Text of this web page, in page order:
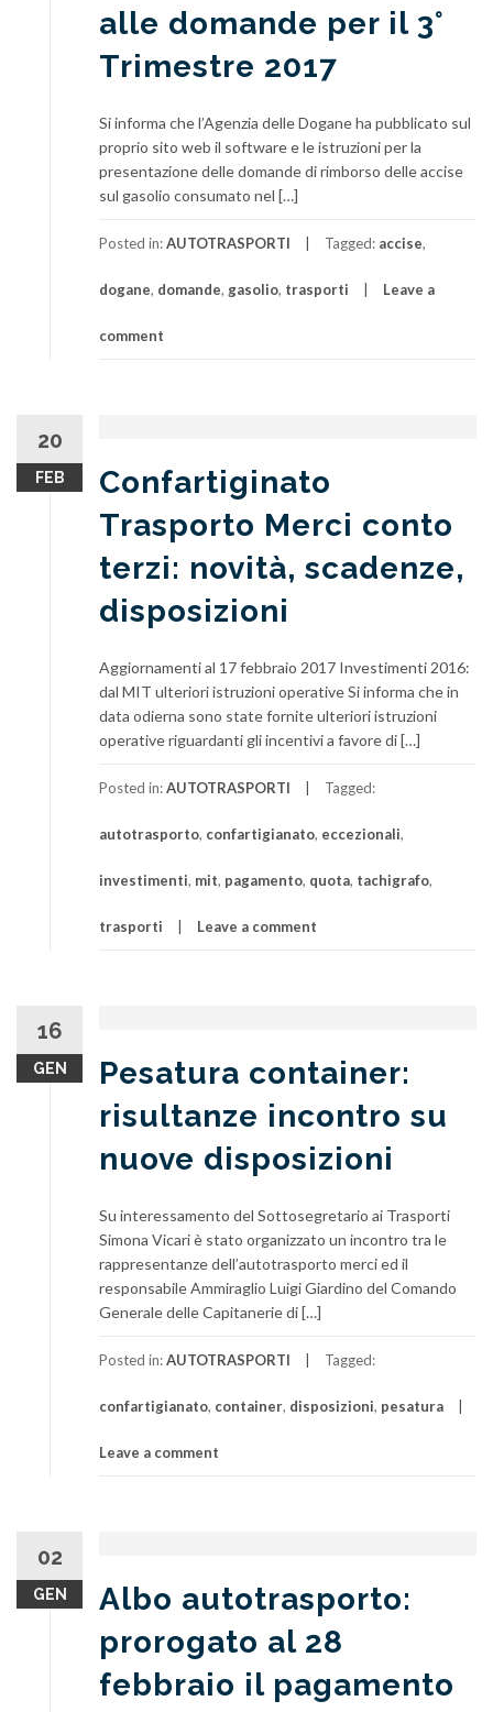
alle domande per il 3°
Trimestre 2017
Si informa che l’Agenzia delle Dogane ha pubblicato sul
proprio sito web il software e le istruzioni per la
presentazione delle domande di rimborso delle accise
sul gasolio consumato nel […]
Posted in:AUTOTRASPORTI Tagged: accise,
dogane, domande, gasolio, trasporti Leave a
comment
20
FEB
Confartiginato
Trasporto Merci conto
terzi: novità, scadenze,
disposizioni
Aggiornamenti al 17 febbraio 2017 Investimenti 2016:
dal MIT ulteriori istruzioni operative Si informa che in
data odierna sono state fornite ulteriori istruzioni
operative riguardanti gli incentivi a favore di […]
Posted in:AUTOTRASPORTI Tagged:
autotrasporto, confartigianato, eccezionali,
investimenti, mit, pagamento, quota, tachigrafo,
trasporti Leave a comment
16
GEN
Pesatura container:
risultanze incontro su
nuove disposizioni
Su interessamento del Sottosegretario ai Trasporti
Simona Vicari è stato organizzato un incontro tra le
rappresentanze dell’autotrasporto merci ed il
responsabile Ammiraglio Luigi Giardino del Comando
Generale delle Capitanerie di […]
Posted in:AUTOTRASPORTI Tagged:
confartigianato, container, disposizioni, pesatura
Leave a comment
02
GEN
Albo autotrasporto:
prorogato al 28
febbraio il pagamento